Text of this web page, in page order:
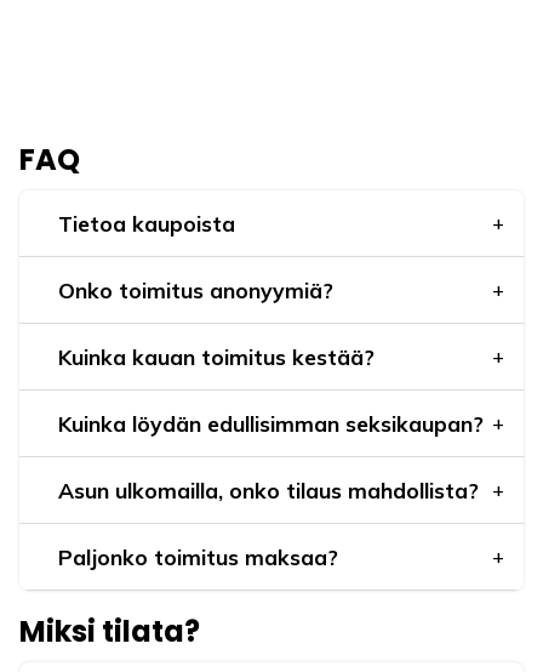
FAQ
Tietoa kaupoista
Onko toimitus anonyymiä?
Kuinka kauan toimitus kestää?
Kuinka löydän edullisimman seksikaupan?
Asun ulkomailla, onko tilaus mahdollista?
Paljonko toimitus maksaa?
Miksi tilata?